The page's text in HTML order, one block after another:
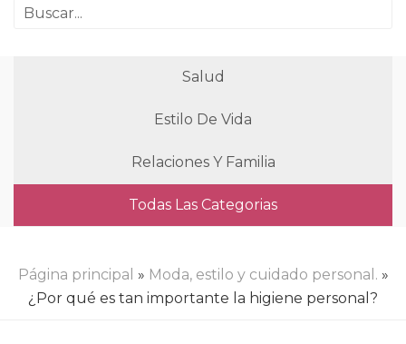
Salud
Estilo De Vida
Relaciones Y Familia
Todas Las Categorias
Página principal » Moda, estilo y cuidado personal. »
¿Por qué es tan importante la higiene personal?